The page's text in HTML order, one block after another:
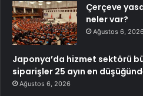
Çerçeve
neler var?
Ağustos 6, 2026
Japonya’da hizmet sektörü
siparişler 25 ayın en
Ağustos 6, 2026